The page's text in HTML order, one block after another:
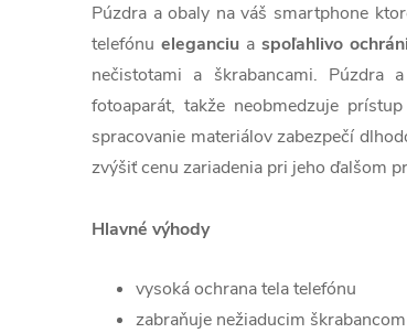
Púzdra a obaly na váš smartphone
telefónueleganciu aspoľahlivo
nečistotami a škrabancami.
fotoaparát, takže neobmedzuje
spracovanie materiálov zabezpečí
zvýšiť cenu zariadenia pri jeho ďalšom
Hlavné výhody
vysoká ochrana tela telefónu
zabraňuje nežiaducim